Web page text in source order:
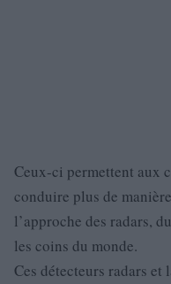
Ceux-ci permettent aux
conduire plus de
l’approche des radars,
les coins du monde.
Ces détecteurs radars et